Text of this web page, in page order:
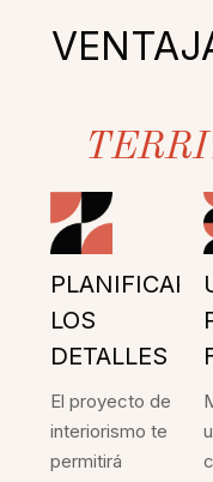
PLANIFICAR
LOS
DETALLES
El proyecto de
interiorismo te
permitirá